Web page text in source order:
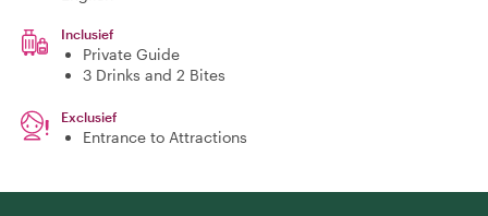
Inclusief
Private Guide
3 Drinks and 2 Bites
Exclusief
Entrance to Attractions